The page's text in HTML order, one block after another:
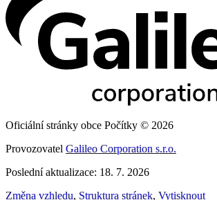
Oficiální stránky obce Počítky © 2026
Provozovatel Galileo Corporation s.r.o.
Poslední aktualizace: 18. 7. 2026
Změna vzhledu, Struktura stránek, Vytisknout